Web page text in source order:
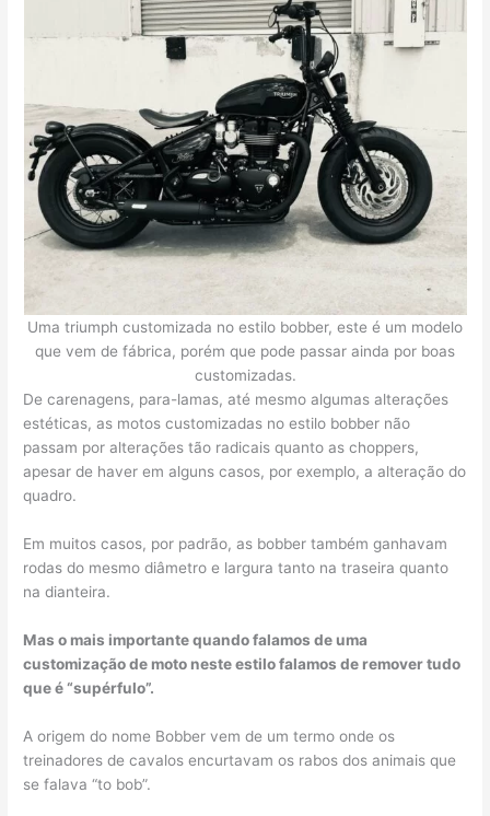
Uma triumph customizada no estilo bobber, este é um modelo
que vem de fábrica, porém que pode passar ainda por boas
customizadas.
De carenagens, para-lamas, até mesmo algumas alterações
estéticas, as motos customizadas no estilo bobber não
passam por alterações tão radicais quanto as choppers,
apesar de haver em alguns casos, por exemplo, a alteração do
quadro.
Em muitos casos, por padrão, as bobber também ganhavam
rodas do mesmo diâmetro e largura tanto na traseira quanto
na dianteira.
Mas o mais importante quando falamos de uma
customização de moto neste estilo falamos de remover tudo
que é “supérfulo”.
A origem do nome Bobber vem de um termo onde os
treinadores de cavalos encurtavam os rabos dos animais que
se falava “to bob”.